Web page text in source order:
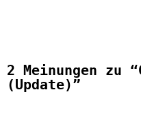
2 Meinungen zu
(Update)”